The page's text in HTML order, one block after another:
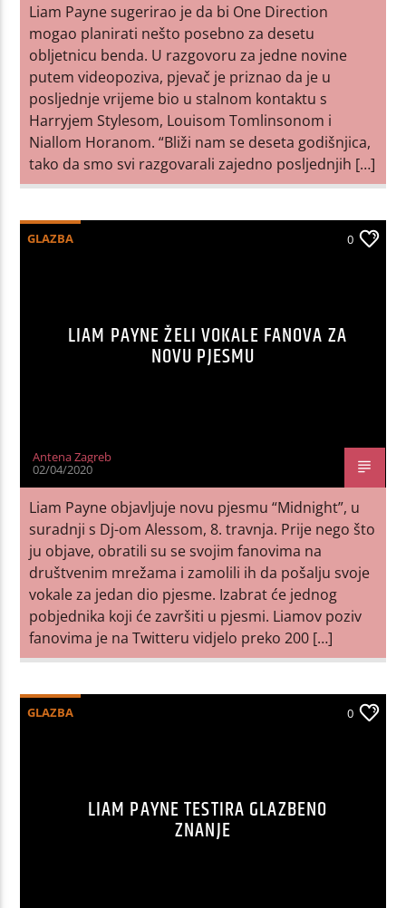
Liam Payne sugerirao je da bi One Direction
mogao planirati nešto posebno za desetu
obljetnicu benda. U razgovoru za jedne novine
putem videopoziva, pjevač je priznao da je u
posljednje vrijeme bio u stalnom kontaktu s
Harryjem Stylesom, Louisom Tomlinsonom i
Niallom Horanom. “Bliži nam se deseta godišnjica,
tako da smo svi razgovarali zajedno posljednjih […]
GLAZBA 0
LIAM PAYNE ŽELI VOKALE FANOVA ZA
NOVU PJESMU
Antena Zagreb
02/04/2020
Liam Payne objavljuje novu pjesmu “Midnight”, u
suradnji s Dj-om Alessom, 8. travnja. Prije nego što
ju objave, obratili su se svojim fanovima na
društvenim mrežama i zamolili ih da pošalju svoje
vokale za jedan dio pjesme. Izabrat će jednog
pobjednika koji će završiti u pjesmi. Liamov poziv
fanovima je na Twitteru vidjelo preko 200 […]
GLAZBA 0
LIAM PAYNE TESTIRA GLAZBENO
ZNANJE